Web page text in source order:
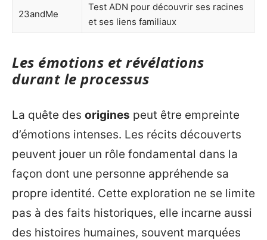
23andMe
Test ADN pour découvrir ses racines
et ses liens familiaux
Les émotions et révélations
durant le processus
La quête des origines peut être empreinte
d’émotions intenses. Les récits découverts
peuvent jouer un rôle fondamental dans la
façon dont une personne appréhende sa
propre identité. Cette exploration ne se limite
pas à des faits historiques, elle incarne aussi
des histoires humaines, souvent marquées